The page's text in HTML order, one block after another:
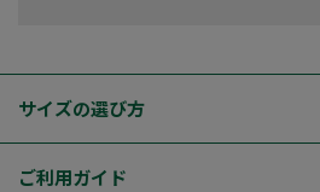
サイズの選び方
ご利用ガイド